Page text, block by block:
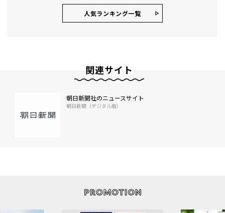
人気ランキング⼀覧
関連サイト
朝日新聞社のニュースサイト
朝日新聞（デジタル版）